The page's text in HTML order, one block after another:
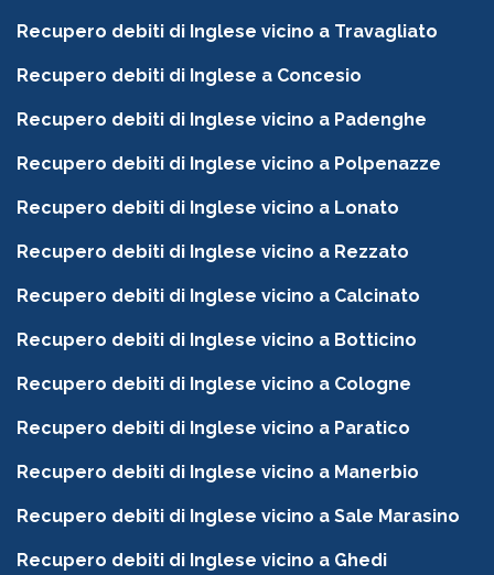
Recupero debiti di Inglese vicino a Travagliato
Recupero debiti di Inglese a Concesio
Recupero debiti di Inglese vicino a Padenghe
Recupero debiti di Inglese vicino a Polpenazze
Recupero debiti di Inglese vicino a Lonato
Recupero debiti di Inglese vicino a Rezzato
Recupero debiti di Inglese vicino a Calcinato
Recupero debiti di Inglese vicino a Botticino
Recupero debiti di Inglese vicino a Cologne
Recupero debiti di Inglese vicino a Paratico
Recupero debiti di Inglese vicino a Manerbio
Recupero debiti di Inglese vicino a Sale Marasino
Recupero debiti di Inglese vicino a Ghedi